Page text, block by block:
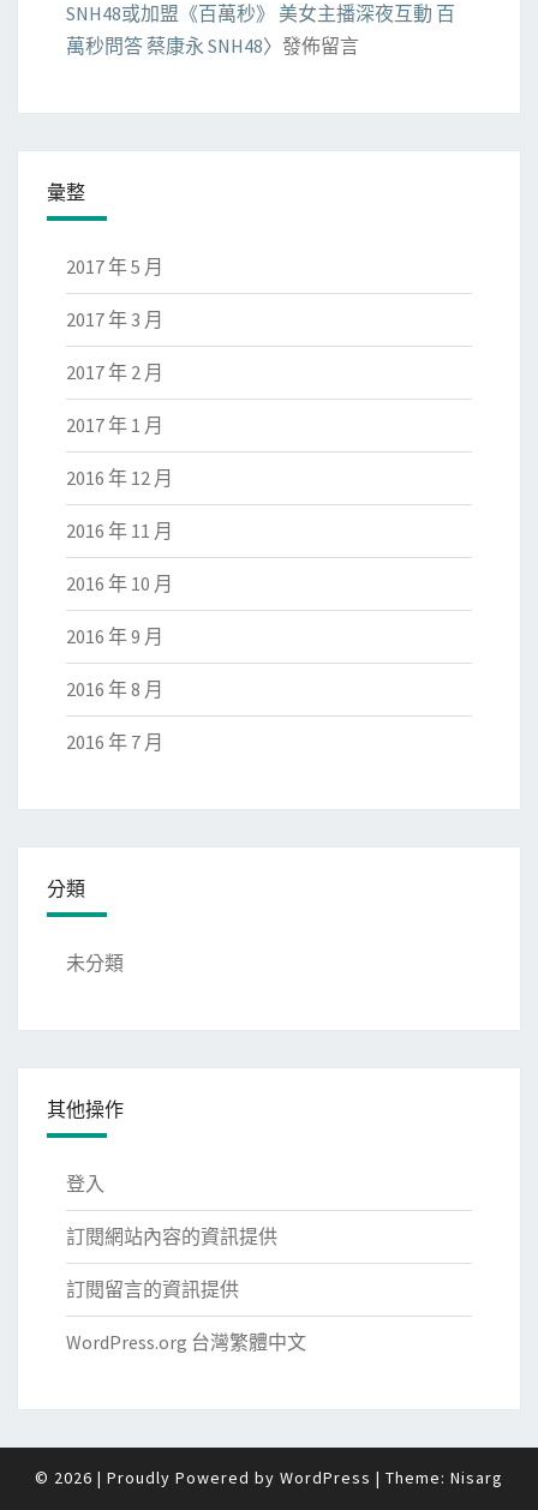
SNH48或加盟《百萬秒》 美女主播深夜互動 百
萬秒問答 蔡康永 SNH48〉發佈留言
彙整
2017 年 5 月
2017 年 3 月
2017 年 2 月
2017 年 1 月
2016 年 12 月
2016 年 11 月
2016 年 10 月
2016 年 9 月
2016 年 8 月
2016 年 7 月
分類
未分類
其他操作
登入
訂閱網站內容的資訊提供
訂閱留言的資訊提供
WordPress.org 台灣繁體中文
© 2026 | Proudly Powered by WordPress | Theme: Nisarg